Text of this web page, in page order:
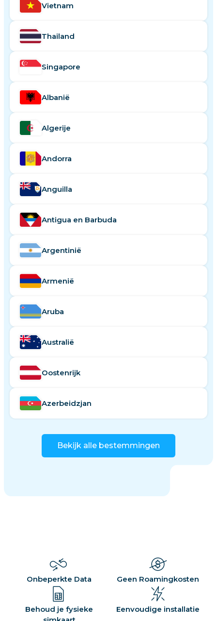
Vietnam
Thailand
Singapore
Albanië
Algerije
Andorra
Anguilla
Antigua en Barbuda
Argentinië
Armenië
Aruba
Australië
Oostenrijk
Azerbeidzjan
Bekijk alle bestemmingen
Onbeperkte Data Geen Roamingkosten
Behoud je fysieke
Eenvoudige installatie